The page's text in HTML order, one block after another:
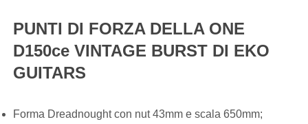
PUNTI DI FORZA DELLA ONE
D150ce VINTAGE BURST DI EKO
GUITARS
Forma Dreadnought con nut 43mm e scala 650mm;